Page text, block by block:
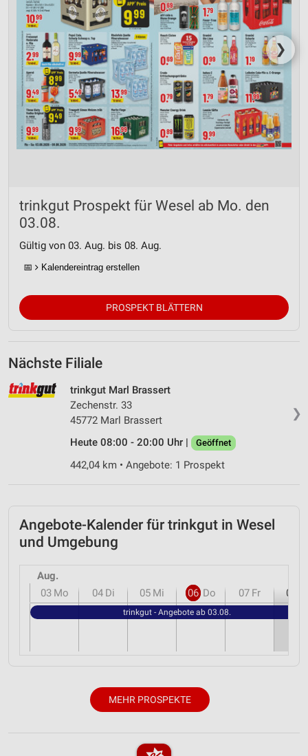
❯
trinkgut Prospekt für Wesel ab Mo. den
03.08.
Gültig von 03. Aug. bis 08. Aug.
📅 Kalendereintrag erstellen
PROSPEKT BLÄTTERN
Nächste Filiale
❯
trinkgut Marl Brassert
Zechenstr. 33
45772 Marl Brassert
Heute 08:00 - 20:00 Uhr |
Geöffnet
442,04 km • Angebote: 1 Prospekt
Angebote-Kalender für trinkgut in Wesel
und Umgebung
Aug.
03 Mo 04 Di 05 Mi 06 Do 07 Fr 08
trinkgut - Angebote ab 03.08.
MEHR PROSPEKTE